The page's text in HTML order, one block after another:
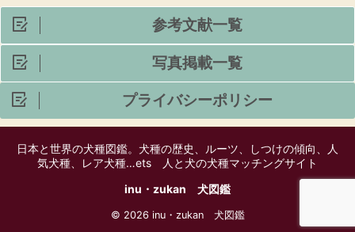
参考文献一覧
写真掲載一覧
プライバシーポリシー
日本と世界の犬種図鑑。犬種の歴史、ルーツ、しつけの傾向、人
気犬種、レア犬種…ets 人と犬の犬種マッチングサイト
inu・zukan 犬図鑑
© 2026 inu・zukan 犬図鑑